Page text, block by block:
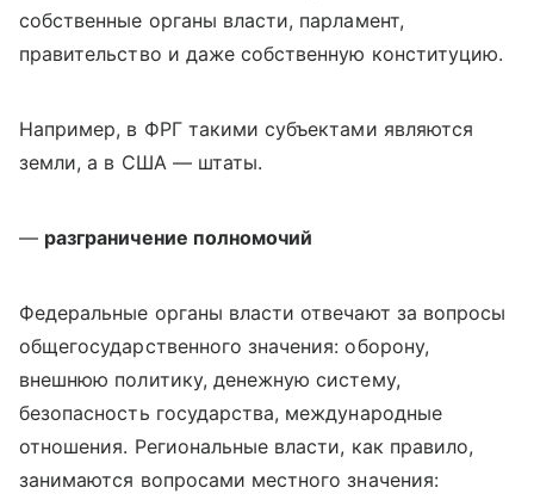
собственные органы власти, парламент,
правительство и даже собственную конституцию.
Например, в ФРГ такими субъектами являются
земли, а в США — штаты.
— разграничение полномочий
Федеральные органы власти отвечают за вопросы
общегосударственного значения: оборону,
внешнюю политику, денежную систему,
безопасность государства, международные
отношения. Региональные власти, как правило,
занимаются вопросами местного значения: